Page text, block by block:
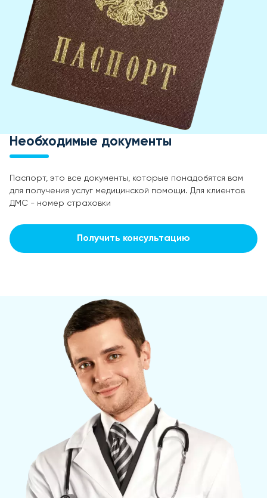
Необходимые документы
Паспорт, это все документы, которые понадобятся вам
для получения услуг медицинской помощи. Для клиентов
ДМС - номер страховки
Получить консультацию